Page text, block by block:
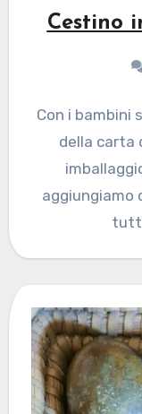
Cestino
Con i bambini
della carta
aggiungiamo